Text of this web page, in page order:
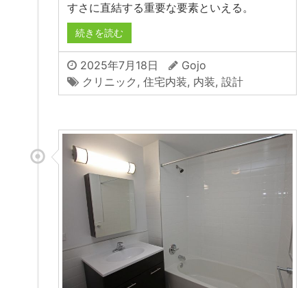
すさに直結する重要な要素といえる。
続きを読む
2025年7月18日
Gojo
クリニック , 住宅内装, 内装, 設計